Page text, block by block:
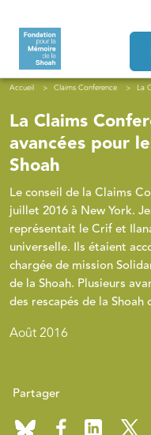
Fil d'Ariane
Accueil Claims Conference La
La Claims
avancées pour
Shoah
Le conseil de la Claims
juillet 2016 à New York.
représentait le Crif et
universelle. Ils étaient
chargée de mission
de la Shoah. Plusieurs
des rescapés de la
Août 2016
Partager